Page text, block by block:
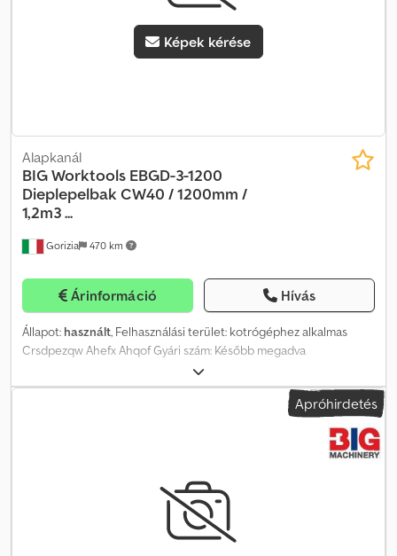
Képek kérése
Gorizia 470 km
Alapkanál
BIG Worktools EBGD-3-1200
Dieplepelbak CW40 / 1200mm /
1,2m3 ...
Árinformáció Hívás
Állapot: használt, Felhasználási terület: kotrógéphez alkalmas
Crsdpezqw Ahefx Ahqof Gyári szám: Később megadva
Apróhirdetés